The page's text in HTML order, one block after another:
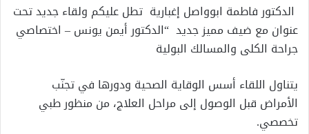
الدكتور فاطمة ابوواصل إغبارية تطل عليكم ولقاء جديد تحت
عنوان مع ضيف مميز جديد “الدكتور أيمن يونس – اختصاصي
جراحة الكلى والمسالك البولية
يتناول اللقاء أسس الوقاية الصحية ودورها في تجنّب
الأمراض قبل الوصول إلى مراحل العلاج، من منظور طبي
تخصصي.